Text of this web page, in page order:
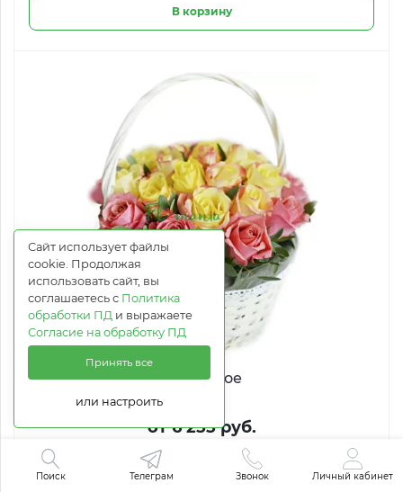
В корзину
Пирожное
от 6 255 руб.
Купить в 1 клик
Поиск Телеграм Звонок Личный кабинет
Сайт использует файлы
cookie. Продолжая
использовать сайт, вы
соглашаетесь с Политика
обработки ПД и выражаете
Согласие на обработку ПД
Принять все
или настроить